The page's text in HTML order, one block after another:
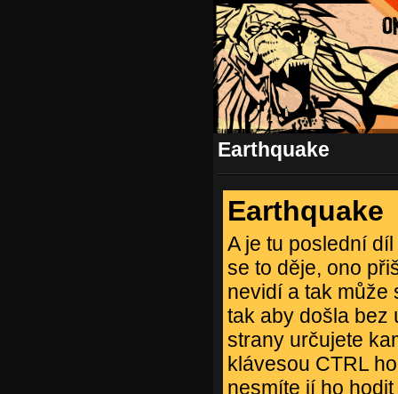
Earthquake
Earthquake
A je tu poslední
se to děje, ono
nevidí a tak může
tak aby došla bez
strany určujete
klávesou CTRL
nesmíte jí ho